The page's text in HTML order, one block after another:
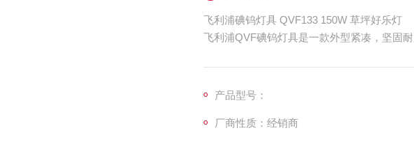
飞利浦碘钨灯具 QVF133 150W 草坪好乐灯
飞利浦QVF碘钨灯具是一款外型紧凑，坚固耐
产品型号：
厂商性质：经销商